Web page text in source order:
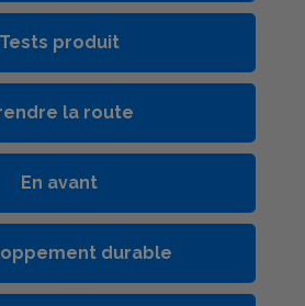
Tests produit
la route
En avant
durable